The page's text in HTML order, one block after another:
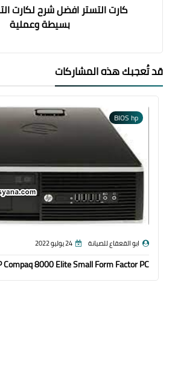
كارت التستر افضل شرح لكارت
بسيطة وعملية
قد تُعجبك هذه المشاركات
BIOS hp
ابو القعقاع للصيانة 24 يوليو 2022
Compaq 8000 Elite Small Form Factor PC